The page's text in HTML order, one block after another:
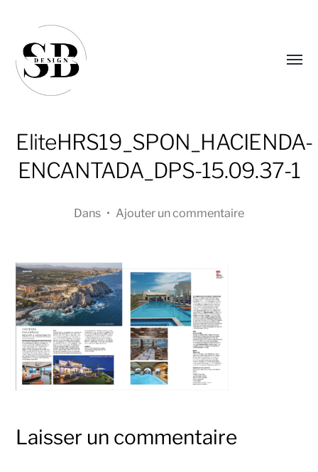
Sandra
Boucher
EliteHRS19_SPON_HACIENDA-
ENCANTADA_DPS-15.09.37-1
Dans • Ajouter un commentaire
Laisser un commentaire